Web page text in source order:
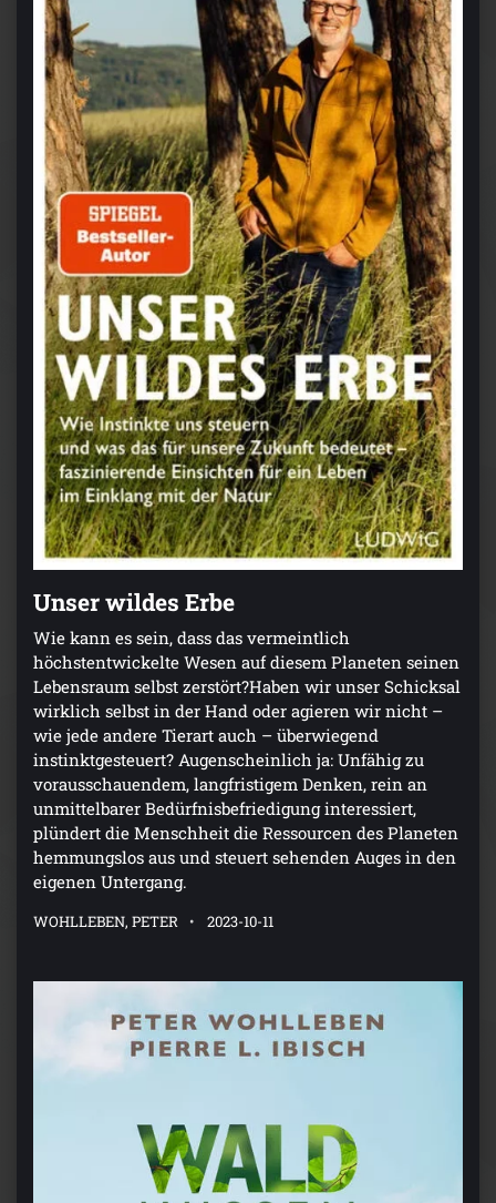
Unser wildes Erbe
Wie kann es sein, dass das vermeintlich
höchstentwickelte Wesen auf diesem Planeten seinen
Lebensraum selbst zerstört?Haben wir unser Schicksal
wirklich selbst in der Hand oder agieren wir nicht –
wie jede andere Tierart auch – überwiegend
instinktgesteuert? Augenscheinlich ja: Unfähig zu
vorausschauendem, langfristigem Denken, rein an
unmittelbarer Bedürfnisbefriedigung interessiert,
plündert die Menschheit die Ressourcen des Planeten
hemmungslos aus und steuert sehenden Auges in den
eigenen Untergang.
WOHLLEBEN, PETER 2023-10-11